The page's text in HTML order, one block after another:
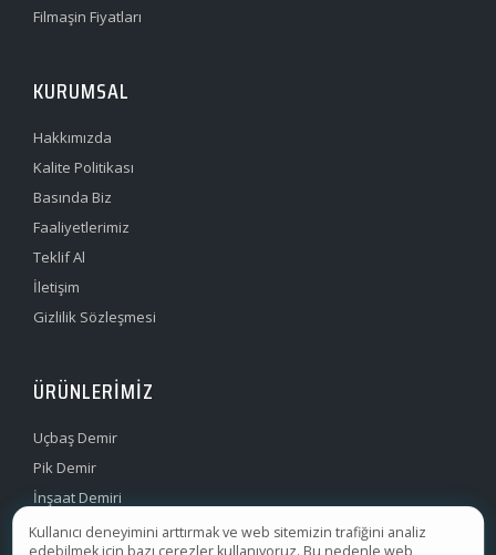
Filmaşin Fiyatları
KURUMSAL
Hakkımızda
Kalite Politikası
Basında Biz
Faaliyetlerimiz
Teklif Al
İletişim
Gizlilik Sözleşmesi
ÜRÜNLERIMIZ
Uçbaş Demir
Pik Demir
İnşaat Demiri
Filmaşin Demir
Kullanıcı deneyimini arttırmak ve web sitemizin trafiğini analiz
edebilmek için bazı çerezler kullanıyoruz. Bu nedenle web